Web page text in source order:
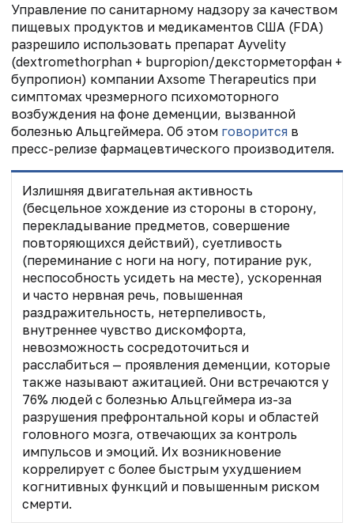
Управление по санитарному надзору за качеством
пищевых продуктов и медикаментов США (FDA)
разрешило использовать препарат Ауvelity
(dextromethorphan + bupropion/дексторметорфан +
бупропион) компании Axsome Therapeutics при
симптомах чрезмерного психомоторного
возбуждения на фоне деменции, вызванной
болезнью Альцгеймера. Об этом говорится в
пресс-релизе фармацевтического производителя.
Излишняя двигательная активность
(бесцельное хождение из стороны в сторону,
перекладывание предметов, совершение
повторяющихся действий), суетливость
(переминание с ноги на ногу, потирание рук,
неспособность усидеть на месте), ускоренная
и часто нервная речь, повышенная
раздражительность, нетерпеливость,
внутреннее чувство дискомфорта,
невозможность сосредоточиться и
расслабиться — проявления деменции, которые
также называют ажитацией. Они встречаются у
76% людей с болезнью Альцгеймера из-за
разрушения префронтальной коры и областей
головного мозга, отвечающих за контроль
импульсов и эмоций. Их возникновение
коррелирует с более быстрым ухудшением
когнитивных функций и повышенным риском
смерти.